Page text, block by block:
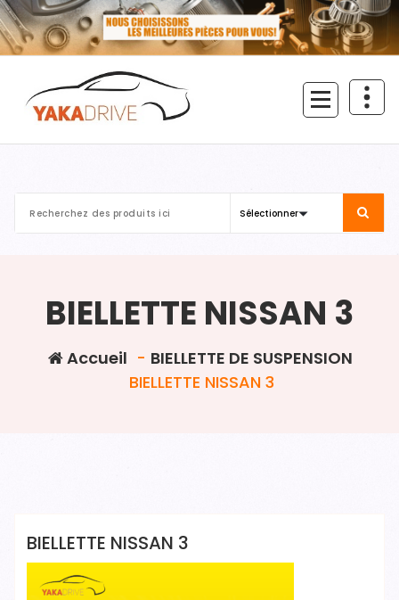
Aller
au
contenu
BIELLETTE NISSAN 3
Accueil - BIELLETTE DE SUSPENSION
BIELLETTE NISSAN 3
BIELLETTE NISSAN 3